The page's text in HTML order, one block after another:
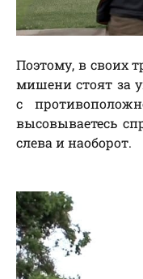
Поэтому, в своих
мишени стоят за
с
высовываетесь
слева и наоборот.